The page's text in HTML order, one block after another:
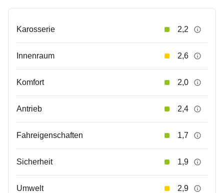
Karosserie 2,2
Innenraum 2,6
Komfort 2,0
Antrieb 2,4
Fahreigenschaften 1,7
Sicherheit 1,9
Umwelt 2,9